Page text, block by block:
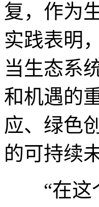
复，作为
实践表明
当生态系
和机遇的
应、绿色
的可持续
“在这个